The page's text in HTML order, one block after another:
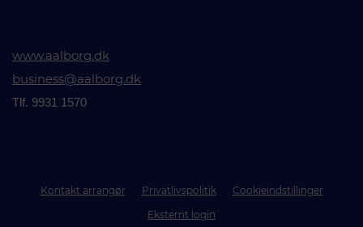
www.aalborg.dk
business@aalborg.dk
Tlf. 9931 1570
Kontakt arrangør Privatlivspolitik
Cookieindstillinger
Eksternt login